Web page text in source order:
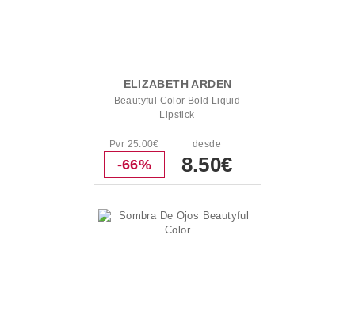
ELIZABETH ARDEN
Beautyful Color Bold Liquid
Lipstick
Pvr 25.00€
-66%
desde
8.50€